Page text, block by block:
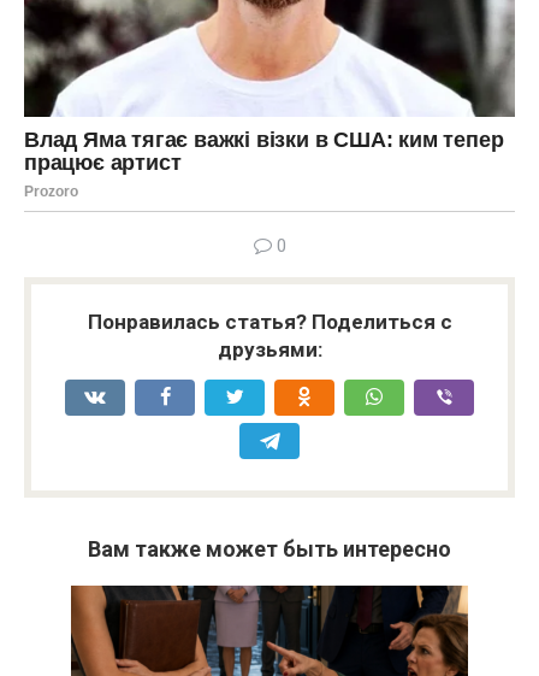
0
Понравилась статья? Поделиться с
друзьями:
Вам также может быть интересно